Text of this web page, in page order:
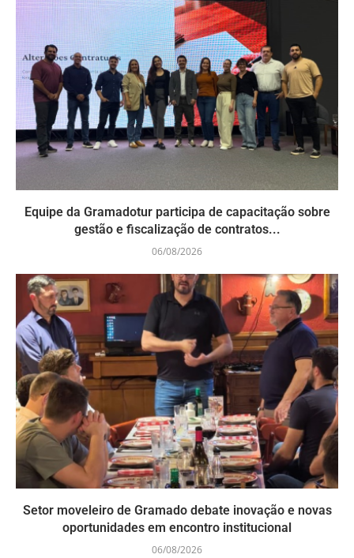
Equipe da Gramadotur participa de capacitação sobre
gestão e fiscalização de contratos...
06/08/2026
Setor moveleiro de Gramado debate inovação e novas
oportunidades em encontro institucional
06/08/2026